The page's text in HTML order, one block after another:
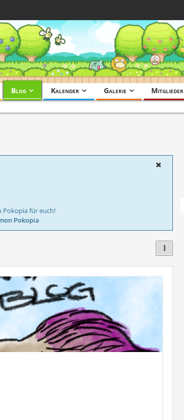
Blog Kalender Galerie Mitglieder
Pokopia für euch!
Pokopia